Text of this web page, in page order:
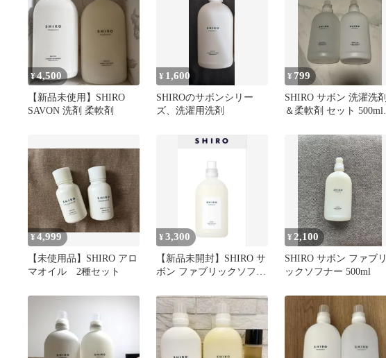
¥4,500
【新品未使用】SHIRO
SAVON 洗剤 柔軟剤
¥ 1,600
SHIROのサボンシリー
ズ、洗濯用洗剤
¥ 799
SHIRO サボン 洗濯洗剤
＆柔軟剤 セット 500ml
¥4,999
【未使用品】SHIRO アロ
マオイル 2種セット
¥3,300
【新品未開封】SHIRO サ
ボン ファブリックソフナ
¥ 2,100
SHIRO サボン ファブリ
ックソフナー 500ml